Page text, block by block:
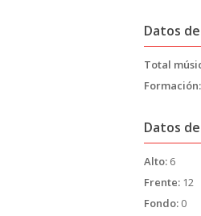
Datos
Total
Formación:
Datos
Alto: 6
Frente: 12
Fondo: 0